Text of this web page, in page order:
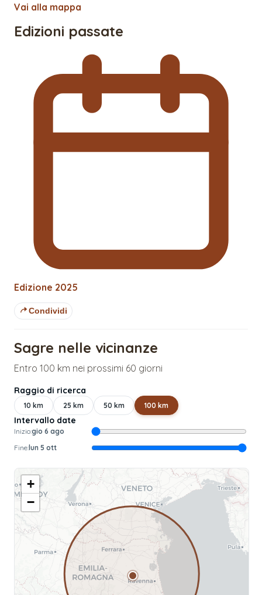
Vai alla mappa
Edizioni passate
Edizione 2025
Condividi
Sagre nelle vicinanze
Entro 100 km nei prossimi 60 giorni
Raggio di ricerca
10 km 25 km 50 km 100 km
Intervallo date
Inizio:gio 6 ago
Fine:lun 5 ott
+
−